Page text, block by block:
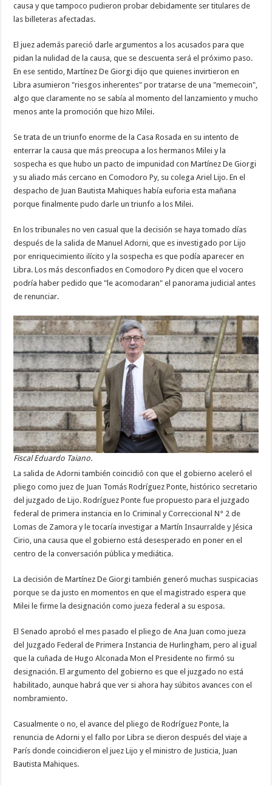
causa y que tampoco pudieron probar debidamente ser titulares de
las billeteras afectadas.
El juez además pareció darle argumentos a los acusados para que
pidan la nulidad de la causa, que se descuenta será el próximo paso.
En ese sentido, Martínez De Giorgi dijo que quienes invirtieron en
Libra asumieron "riesgos inherentes" por tratarse de una "memecoin",
algo que claramente no se sabía al momento del lanzamiento y mucho
menos ante la promoción que hizo Milei.
Se trata de un triunfo enorme de la Casa Rosada en su intento de
enterrar la causa que más preocupa a los hermanos Milei y la
sospecha es que hubo un pacto de impunidad con Martínez De Giorgi
y su aliado más cercano en Comodoro Py, su colega Ariel Lijo. En el
despacho de Juan Bautista Mahiques había euforia esta mañana
porque finalmente pudo darle un triunfo a los Milei.
En los tribunales no ven casual que la decisión se haya tomado días
después de la salida de Manuel Adorni, que es investigado por Lijo
por enriquecimiento ilícito y la sospecha es que podía aparecer en
Libra. Los más desconfiados en Comodoro Py dicen que el vocero
podría haber pedido que "le acomodaran" el panorama judicial antes
de renunciar.
Fiscal Eduardo Taiano.
La salida de Adorni también coincidió con que el gobierno aceleró el
pliego como juez de Juan Tomás Rodríguez Ponte, histórico secretario
del juzgado de Lijo. Rodríguez Ponte fue propuesto para el juzgado
federal de primera instancia en lo Criminal y Correccional N° 2 de
Lomas de Zamora y le tocaría investigar a Martín Insaurralde y Jésica
Cirio, una causa que el gobierno está desesperado en poner en el
centro de la conversación pública y mediática.
La decisión de Martínez De Giorgi también generó muchas suspicacias
porque se da justo en momentos en que el magistrado espera que
Milei le firme la designación como jueza federal a su esposa.
El Senado aprobó el mes pasado el pliego de Ana Juan como jueza
del Juzgado Federal de Primera Instancia de Hurlingham, pero al igual
que la cuñada de Hugo Alconada Mon el Presidente no firmó su
designación. El argumento del gobierno es que el juzgado no está
habilitado, aunque habrá que ver si ahora hay súbitos avances con el
nombramiento.
Casualmente o no, el avance del pliego de Rodríguez Ponte, la
renuncia de Adorni y el fallo por Libra se dieron después del viaje a
París donde coincidieron el juez Lijo y el ministro de Justicia, Juan
Bautista Mahiques.